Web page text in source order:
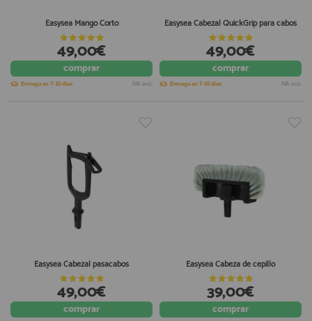
Easysea Mango Corto
49,00€
comprar
Entrega en 7-10 días IVA incl.
Easysea Cabezal QuickGrip para cabos
49,00€
comprar
Entrega en 7-10 días IVA incl.
Easysea Cabezal pasacabos
49,00€
comprar
Easysea Cabeza de cepillo
39,00€
comprar